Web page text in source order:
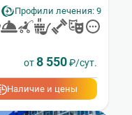
Профили лечения: 9
от8 550₽/сут.
Наличие и цены